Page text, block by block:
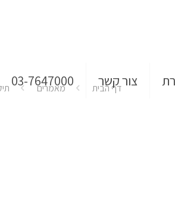
צור קשר 03-7647000 דף הבית מאמרים